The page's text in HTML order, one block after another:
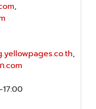
,
,
.com